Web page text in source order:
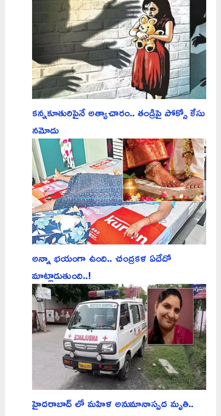
కన్నకూతురిపైనే అత్యాచారం.. తండ్రిపై పోక్సో కేసు
నమోదు
అన్నా భయంగా ఉంది.. చంద్రకళ ఏదేదో
మాట్లాడుతుంది..!
హైదరాబాద్ లో మహిళ అనుమానాస్పద మృతి..